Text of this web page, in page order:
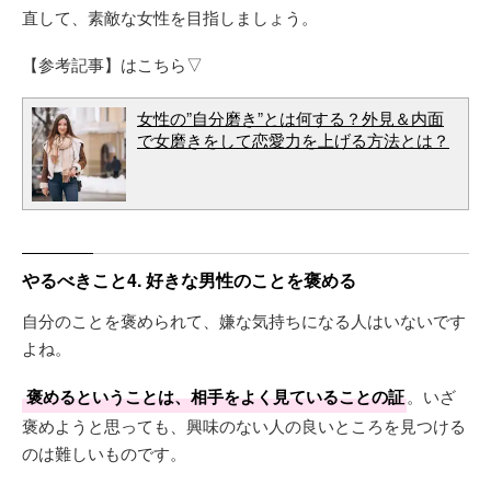
直して、素敵な女性を目指しましょう。
【参考記事】はこちら▽
女性の”自分磨き”とは何する？外見＆内面
で女磨きをして恋愛力を上げる方法とは？
やるべきこと4. 好きな男性のことを褒める
自分のことを褒められて、嫌な気持ちになる人はいないです
よね。
褒めるということは、相手をよく見ていることの証。いざ
褒めようと思っても、興味のない人の良いところを見つける
のは難しいものです。